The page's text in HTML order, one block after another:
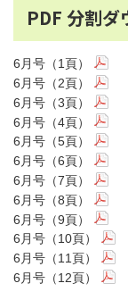
PDF 分割ダ
6月号（1頁）
6月号（2頁）
6月号（3頁）
6月号（4頁）
6月号（5頁）
6月号（6頁）
6月号（7頁）
6月号（8頁）
6月号（9頁）
6月号（10頁）
6月号（11頁）
6月号（12頁）